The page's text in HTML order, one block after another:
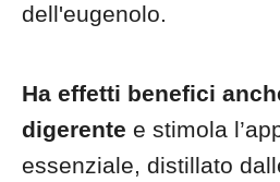
dell'eugenolo.
Ha effetti benefici
digerente e stimola
essenziale, distillato